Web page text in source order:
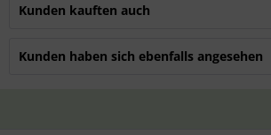
Kunden kauften auch
Kunden haben sich ebenfalls angesehen